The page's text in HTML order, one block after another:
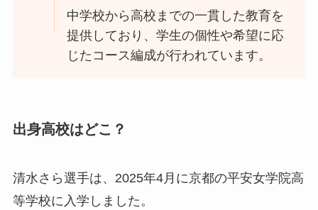
中学校から高校までの一貫した教育を
提供しており、学生の個性や希望に応
じたコース編成が行われています。
出身高校はどこ？
清水さら選手は、2025年4月に京都の平安女学院高
等学校に入学しました。